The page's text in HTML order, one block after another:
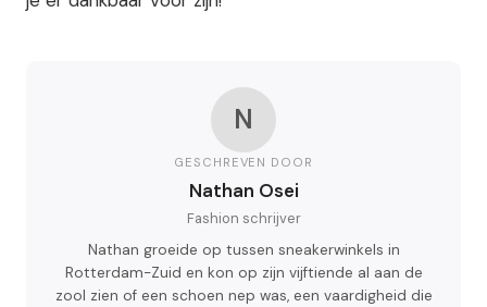
N
GESCHREVEN DOOR
Nathan Osei
Fashion schrijver
Nathan groeide op tussen sneakerwinkels in
Rotterdam-Zuid en kon op zijn vijftiende al aan de
zool zien of een schoen nep was, een vaardigheid die